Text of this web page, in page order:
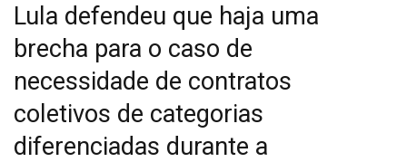
Lula defendeu que haja uma
brecha para o caso de
necessidade de contratos
coletivos de categorias
diferenciadas durante a